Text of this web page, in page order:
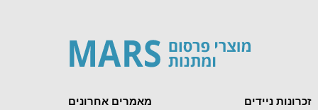
מאמרים אחרונים
זכרונות ניידים